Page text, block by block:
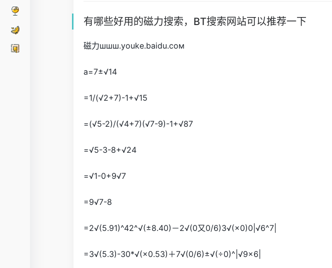
有哪些好用的磁力搜索，BT搜索网站可以推荐一下
磁力шшш.youke.baidu.сом
a=7±√14
=1/(√2+7)-1+√15
=(√5-2)/(√4+7)(√7-9)-1+√87
=√5-3-8+√24
=√1-0+9√7
=9√7-8
=2√(5.91)^42^√(±8.40)－2√(0又0/6)3√(×0)0|√6^7|
=3√(5.3)-30*√(×0.53)＋7√(0/6)±√(÷0)^|√9×6|